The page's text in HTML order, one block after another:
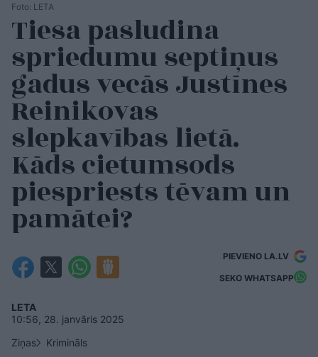
Foto: LETA
Tiesa pasludina
spriedumu septiņus
gadus vecās Justīnes
Reinikovas
slepkavības lietā.
Kāds cietumsods
piespriests tēvam un
pamātei?
PIEVIENO LA.LV
SEKO WHATSAPP
LETA
10:56, 28. janvāris 2025
Ziņas
Krimināls